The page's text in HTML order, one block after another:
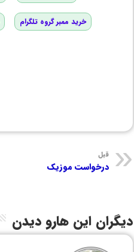
خرید ممبر گروه تلگرام
قبل
درخواست موزیک
دیگران این هارو دیدن